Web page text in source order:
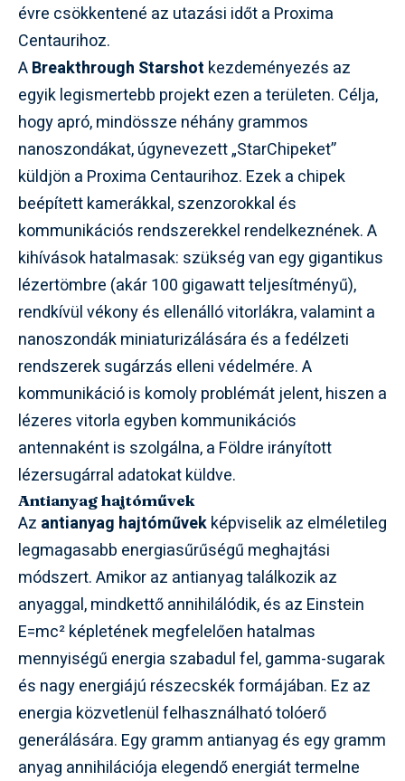
évre csökkentené az utazási időt a Proxima
Centaurihoz.
ABreakthrough Starshot kezdeményezés az
egyik legismertebb projekt ezen a területen. Célja,
hogy apró, mindössze néhány grammos
nanoszondákat, úgynevezett „StarChipeket”
küldjön a Proxima Centaurihoz. Ezek a chipek
beépített kamerákkal, szenzorokkal és
kommunikációs rendszerekkel rendelkeznének. A
kihívások hatalmasak: szükség van egy gigantikus
lézertömbre (akár 100 gigawatt teljesítményű),
rendkívül vékony és ellenálló vitorlákra, valamint a
nanoszondák miniaturizálására és a fedélzeti
rendszerek sugárzás elleni védelmére. A
kommunikáció is komoly problémát jelent, hiszen a
lézeres vitorla egyben kommunikációs
antennaként is szolgálna, a Földre irányított
lézersugárral adatokat küldve.
Antianyag hajtóművek
Az antianyag hajtóművekképviselik az elméletileg
legmagasabb energiasűrűségű meghajtási
módszert. Amikor az antianyag találkozik az
anyaggal, mindkettő annihilálódik, és az Einstein
E=mc² képletének megfelelően hatalmas
mennyiségű energia szabadul fel, gamma-sugarak
és nagy energiájú részecskék formájában. Ez az
energia közvetlenül felhasználható tolóerő
generálására. Egy gramm antianyag és egy gramm
anyag annihilációja elegendő energiát termelne